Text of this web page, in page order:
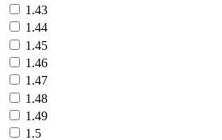
1.43
1.44
1.45
1.46
1.47
1.48
1.49
1.5